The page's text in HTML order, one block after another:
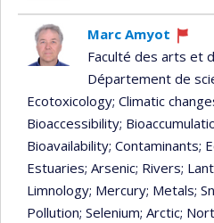
Marc Amyot
Faculté des arts et
Département de
Ecotoxicology; Climatic
Bioaccessibility;
Bioavailability; Contaminants;
Estuaries; Arsenic; Rivers;
Limnology; Mercury; Metals;
Pollution; Selenium; Arctic;